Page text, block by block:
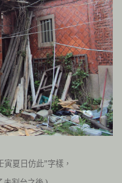
夏日仿此”字樣，